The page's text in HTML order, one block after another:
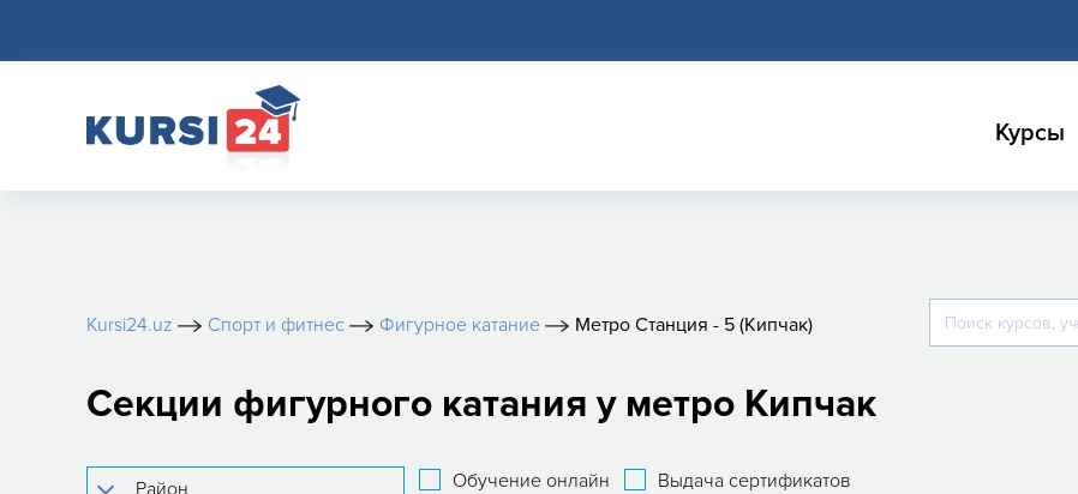
Курсы
Kursi24.uz Спорт и фитнес Фигурное катание Метро Станция - 5 (Кипчак)
Секции фигурного катания у метро Кипчак
Обучение онлайн Выдача сертификатов